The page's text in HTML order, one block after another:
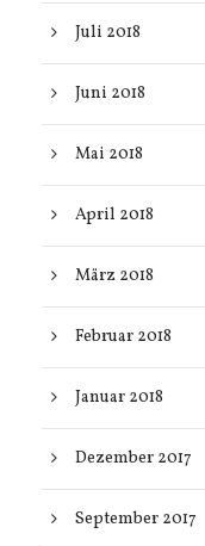
Juli 2018
Juni 2018
Mai 2018
April 2018
März 2018
Februar 2018
Januar 2018
Dezember 2017
September 2017